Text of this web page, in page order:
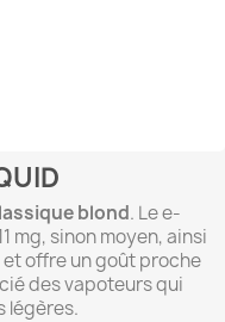
blond. Le e-
mg, sinon moyen, ainsi
et offre un goût proche
des vapoteurs qui
légères.